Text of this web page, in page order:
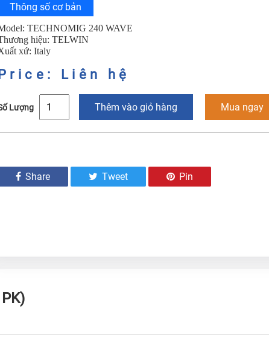
Thông số cơ bản
TECHNOMIG 240 WAVE
hiệu: TELWIN
xứ: Italy
Liên hệ
Lượng Thêm vào giỏ hàng Mua ngay
Share Tweet Pin